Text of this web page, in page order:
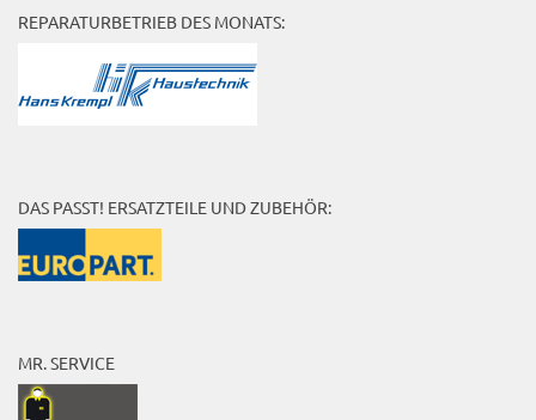
REPARATURBETRIEB DES MONATS:
DAS PASST! ERSATZTEILE UND ZUBEHÖR:
MR. SERVICE